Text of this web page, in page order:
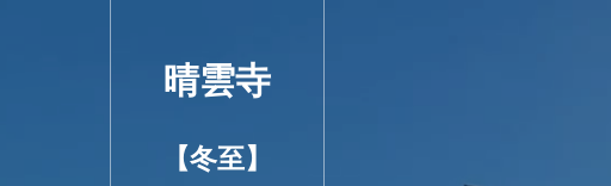
晴雲寺
【冬至】